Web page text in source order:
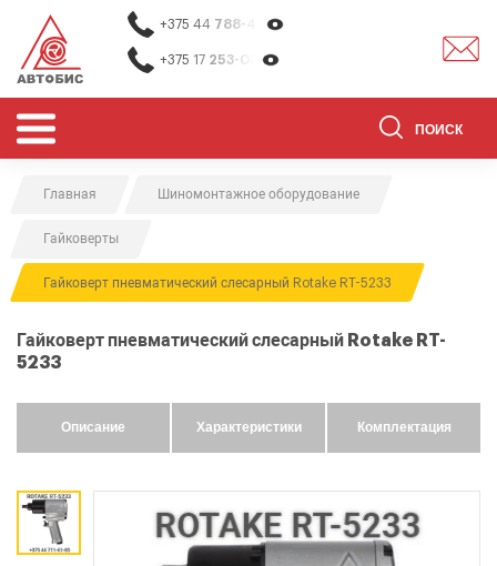
ОБОРУДОВАНИЕ ДЛЯ ОЧИСТКИ
КОНТАКТЫ
АКЦИИ
Коммерческий отдел:
+375 44
+375 44 788-40-13
+375 17 253-03-26
Главная Шиномонтажное оборудование
Гайковерты
Гайковерт пневматический слесарный Rotake RT-5233
Гайковерт пневматический слесарный Rotake RT-
5233
Описание Характеристики Комплектация